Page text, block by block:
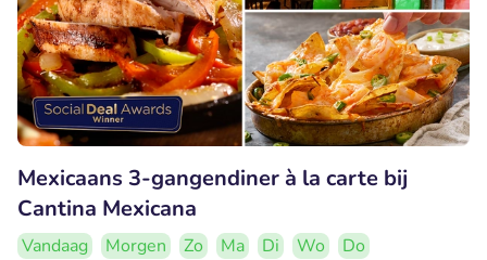
Mexicaans 3-gangendiner à la carte bij
Cantina Mexicana
Vandaag Morgen Zo Ma Di Wo
Do